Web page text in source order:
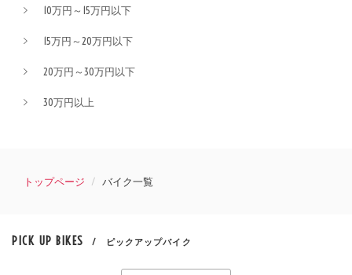
10万円～15万円以下
15万円～20万円以下
20万円～30万円以下
30万円以上
トップページ バイク一覧
PICK UP BIKES / ピックアップバイク